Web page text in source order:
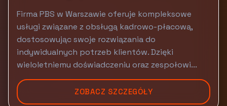
Firma PBS w Warszawie oferuje kompleksowe
usługi związane z obsługą kadrowo-płacową,
dostosowując swoje rozwiązania do
indywidualnych potrzeb klientów. Dzięki
wieloletniemu doświadczeniu oraz zespołowi...
ZOBACZ SZCZEGÓŁY